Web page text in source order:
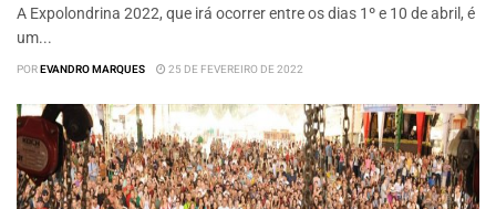
A Expolondrina 2022, que irá ocorrer entre os dias 1º e 10 de abril, é
um...
POREVANDRO MARQUES 25 DE FEVEREIRO DE 2022